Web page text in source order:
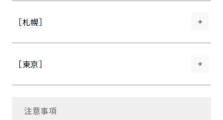
［札幌］
［東京］
注意事項